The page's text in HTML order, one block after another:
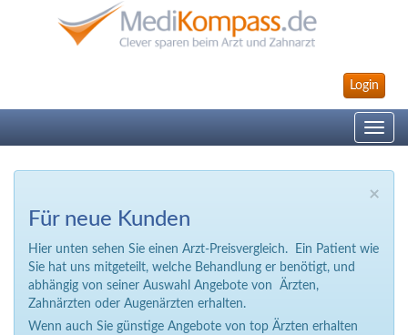
Login
Toggle
×
Für neue Kunden
Hier unten sehen Sie einen Arzt-Preisvergleich. Ein Patient wie
Sie hat uns mitgeteilt, welche Behandlung er benötigt, und
abhängig von seiner Auswahl Angebote von Ärzten,
Zahnärzten oder Augenärzten erhalten.
Wenn auch Sie günstige Angebote von top Ärzten erhalten